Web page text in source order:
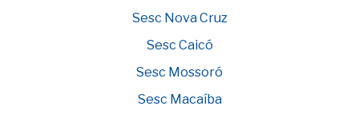
Sesc Nova Cruz
Sesc Caicó
Sesc Mossoró
Sesc Macaíba